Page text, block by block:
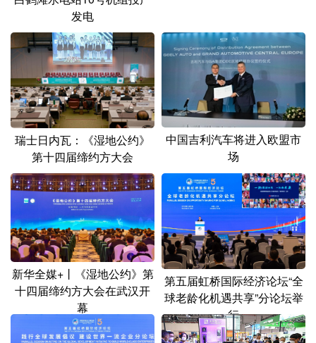
发电
瑞士日内瓦：《湿地公约》
第十四届缔约方大会
中国吉利汽车将进入欧盟市
场
新华全媒+丨《湿地公约》第
十四届缔约方大会在武汉开
幕
第五届虹桥国际经济论坛“全
球老龄化机遇共享”分论坛举
行